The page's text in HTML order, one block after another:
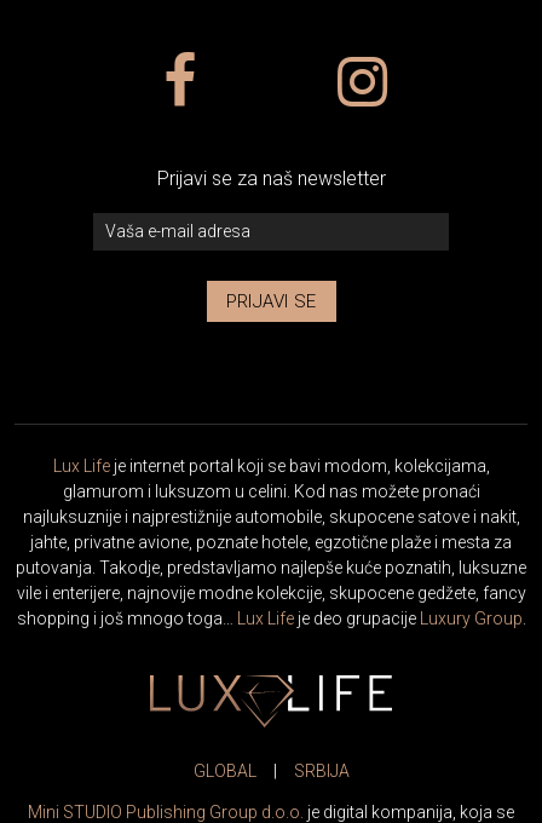
Prijavi se za naš newsletter
PRIJAVI SE
Lux Lifeje internet portal koji se bavi modom, kolekcijama,
glamurom i luksuzom u celini. Kod nas možete pronaći
najluksuznije i najprestižnije automobile, skupocene satove i nakit,
jahte, privatne avione, poznate hotele, egzotične plaže i mesta za
putovanja. Takodje, predstavljamo najlepše kuće poznatih, luksuzne
vile i enterijere, najnovije modne kolekcije, skupocene gedžete, fancy
shopping i još mnogo toga…
Lux Lifeje deo grupacije Luxury Group
GLOBAL SRBIJA
Mini STUDIO Publishing Group d.o.o. je digital kompanija, koja se